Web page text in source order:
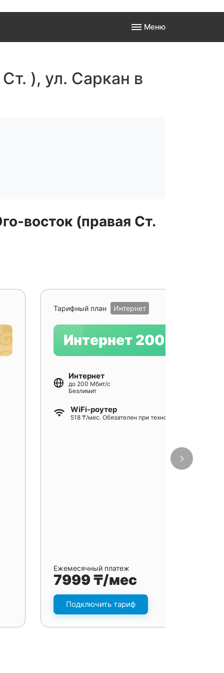
Меню
), ул. Саркан в
восток (правая Ст.
Тарифный план Интернет
Интернет 200
Интернет
до 200 Мбит/с
Безлимит
WiFi-роутер
518 ₸/мес. Обязателен при технологии GPON
Ежемесячный платеж
7999 ₸/мес
Подключить тариф